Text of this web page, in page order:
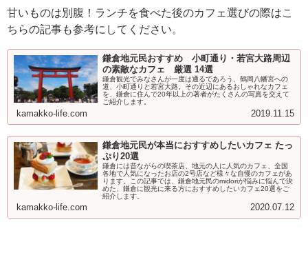
甘いものは別腹！ランチを食べた後のカフェ選びの際はこ
ちらの記事も参考にしてください。
鎌倉地元民おすすめ 小町通り・若宮大路周辺
の素敵なカフェ 厳選 14選
鎌倉観光でみなさんが一度は通るであろう、鶴岡八幡宮への
道、小町通りと若宮大路。その近辺にあるおしゃれなカフェ
を、鎌倉に住んで20年以上の著者がたくさんの写真を交えて
ご紹介します。
kamakko-life.com 2019.11.15
鎌倉地元民が本当におすすめしたいカフェ たっ
ぷり20選
鎌倉には昔ながらの喫茶店、地元の人に人気のカフェ、全国
各地で人気になったお店の2号店など様々な自慢のカフェがあ
ります。この記事では、鎌倉地元民のmidoriが悩みに悩んで決
めた、鎌倉に観光に来る方におすすめしたいカフェ20選をご
紹介します。
kamakko-life.com 2020.07.12